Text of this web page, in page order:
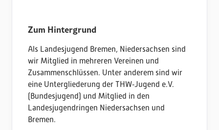
Zum Hintergrund
Als Landesjugend Bremen, Niedersachsen sind
wir Mitglied in mehreren Vereinen und
Zusammenschlüssen. Unter anderem sind wir
eine Untergliederung der THW‑Jugend e.V.
(Bundesjugend) und Mitglied in den
Landesjugendringen Niedersachsen und
Bremen.